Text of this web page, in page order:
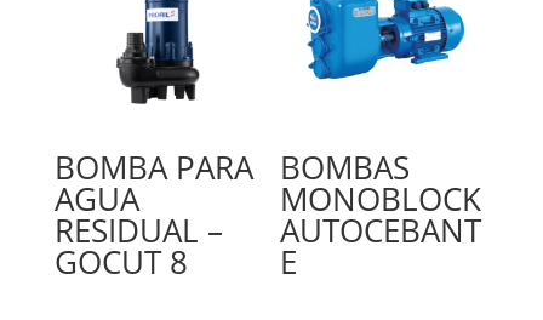
BOMBA PARA
AGUA
RESIDUAL –
GOCUT 8
BOMBAS
MONOBLOCK
AUTOCEBANT
E